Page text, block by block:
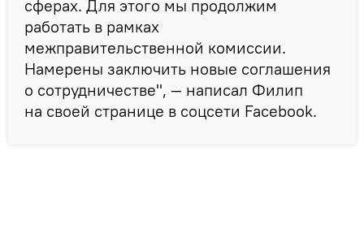
сферах. Для этого мы продолжим
работать в рамках
межправительственной комиссии.
Намерены заключить новые соглашения
о сотрудничестве", — написал Филип
на своей странице в соцсети Facebook.